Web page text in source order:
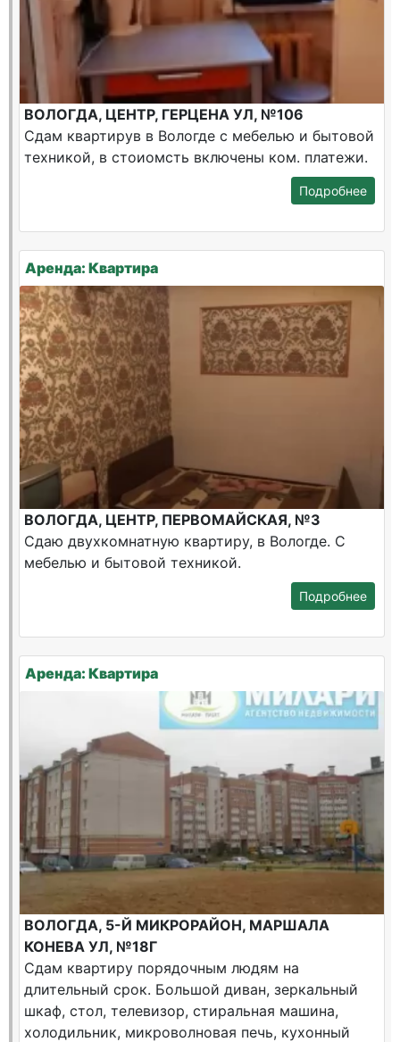
ВОЛОГДА, ЦЕНТР, ГЕРЦЕНА УЛ, №106
Сдам квартирув в Вологде с мебелью и бытовой
техникой, в стоиомсть включены ком. платежи.
Подробнее
Аренда: Квартира
ВОЛОГДА, ЦЕНТР, ПЕРВОМАЙСКАЯ, №3
Сдаю двухкомнатную квартиру, в Вологде. С
мебелью и бытовой техникой.
Подробнее
Аренда: Квартира
ВОЛОГДА, 5-Й МИКРОРАЙОН, МАРШАЛА
КОНЕВА УЛ, №18Г
Сдам квартиру порядочным людям на
длительный срок. Большой диван, зеркальный
шкаф, стол, телевизор, стиральная машина,
холодильник, микроволновая печь, кухонный